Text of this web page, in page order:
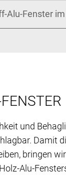
und
Damit
bringen
Alu-